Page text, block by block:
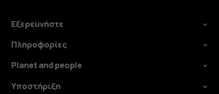
Εξερευνήστε
Πληροφορίες
Planet and people
Υποστήριξη